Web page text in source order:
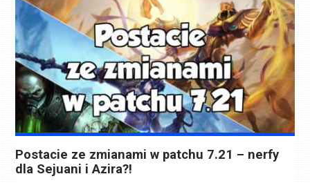
Postacie ze zmianami w patchu 7.21 – nerfy
dla Sejuani i Azira?!